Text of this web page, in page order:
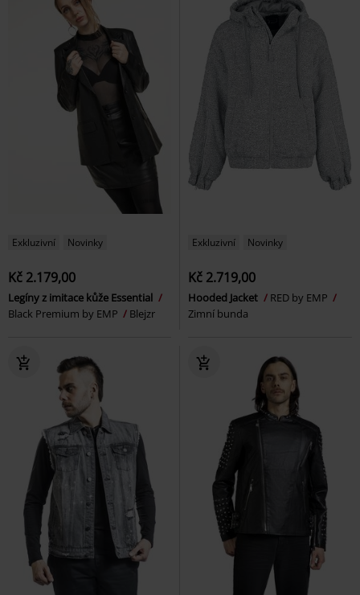
Exkluzivní Novinky
Kč 2.179,00
Legíny z imitace kůže Essential
Black Premium by EMP
Blejzr
Exkluzivní Novinky
Kč 2.719,00
Hooded Jacket
RED by EMP
Zimní bunda